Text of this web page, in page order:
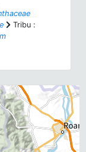
Tribu :